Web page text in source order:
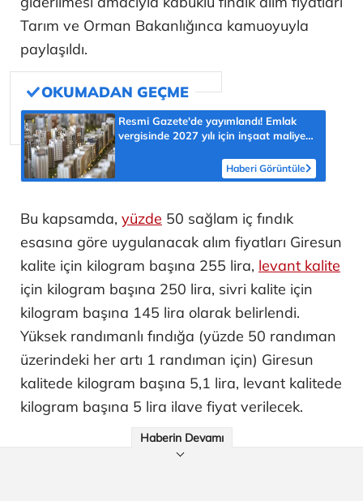
Tarım ve Orman Bakanlığınca kamuoyuyla
paylaşıldı.
Resmi Gazete'de yayımlandı! Emlak
vergisinde 2027 yılı için inşaat maliyet
Haberi Görüntüle
Bu kapsamda, yüzde 50 sağlam iç fındık
esasına göre uygulanacak alım fiyatları Giresun
kalite için kilogram başına 255 lira, levant kalite
için kilogram başına 250 lira, sivri kalite için
kilogram başına 145 lira olarak belirlendi.
Yüksek randımanlı fındığa (yüzde 50 randıman
üzerindeki her artı 1 randıman için) Giresun
kalitede kilogram başına 5,1 lira, levant kalitede
kilogram başına 5 lira ilave fiyat verilecek.
Haberin Devamı